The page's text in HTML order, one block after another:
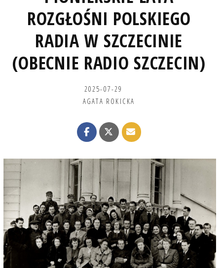
ROZGŁOŚNI POLSKIEGO
RADIA W SZCZECINIE
(OBECNIE RADIO SZCZECIN)
2025-07-29
AGATA ROKICKA